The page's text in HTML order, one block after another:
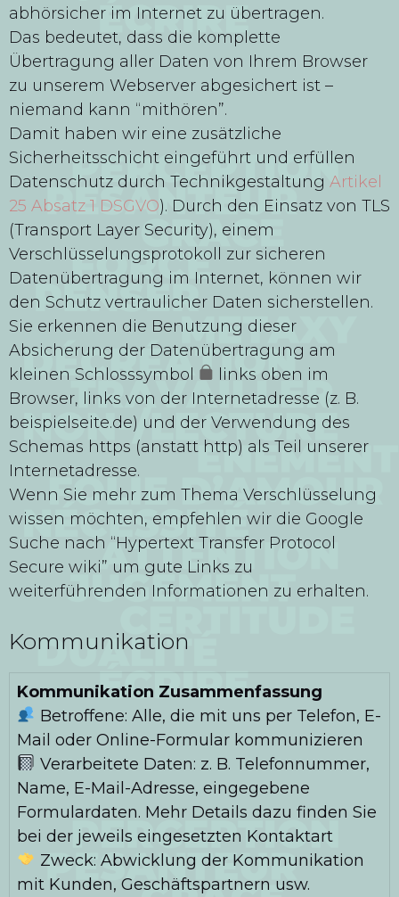
abhörsicher im Internet zu übertragen.
Das bedeutet, dass die komplette
Übertragung aller Daten von Ihrem Browser
zu unserem Webserver abgesichert ist –
niemand kann “mithören”.
Damit haben wir eine zusätzliche
Sicherheitsschicht eingeführt und erfüllen
Datenschutz durch Technikgestaltung Artikel
25 Absatz 1 DSGVO). Durch den Einsatz von TLS
(Transport Layer Security), einem
Verschlüsselungsprotokoll zur sicheren
Datenübertragung im Internet, können wir
den Schutz vertraulicher Daten sicherstellen.
Sie erkennen die Benutzung dieser
Absicherung der Datenübertragung am
kleinen Schlosssymbol
links oben im
Browser, links von der Internetadresse (z. B.
beispielseite.de) und der Verwendung des
Schemas https (anstatt http) als Teil unserer
Internetadresse.
Wenn Sie mehr zum Thema Verschlüsselung
wissen möchten, empfehlen wir die Google
Suche nach “Hypertext Transfer Protocol
Secure wiki” um gute Links zu
weiterführenden Informationen zu erhalten.
Kommunikation
Kommunikation Zusammenfassung
Betroffene: Alle, die mit uns per Telefon, E-
Mail oder Online-Formular kommunizieren
Verarbeitete Daten: z. B. Telefonnummer,
Name, E-Mail-Adresse, eingegebene
Formulardaten. Mehr Details dazu finden Sie
bei der jeweils eingesetzten Kontaktart
Zweck: Abwicklung der Kommunikation
mit Kunden, Geschäftspartnern usw.